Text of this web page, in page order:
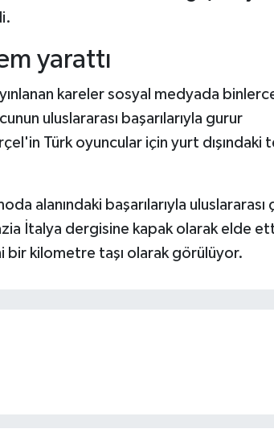
yarattı
kareler sosyal medyada
uluslararası başarılarıyla gurur
Türk oyuncular için yurt dışındaki
alanındaki başarılarıyla uluslararası
İtalya dergisine kapak olarak elde
bir kilometre taşı olarak görülüyor.